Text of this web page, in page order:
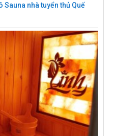
nhà tuyển thủ Quế